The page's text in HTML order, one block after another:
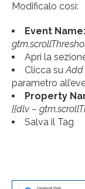
Modificalo così:
Event Name:
Apri la
Clicca suAdd
parametro
Property
{{dlv –
Salva il Tag